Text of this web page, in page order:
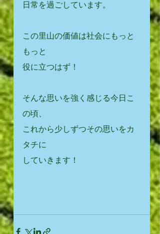
日常を過ごしています。
この里山の価値は社会にもっと
もっと
役に立つはず！
そんな思いを強く感じる今日こ
の頃、
これから少しずつその思いをカ
タチに
していきます！